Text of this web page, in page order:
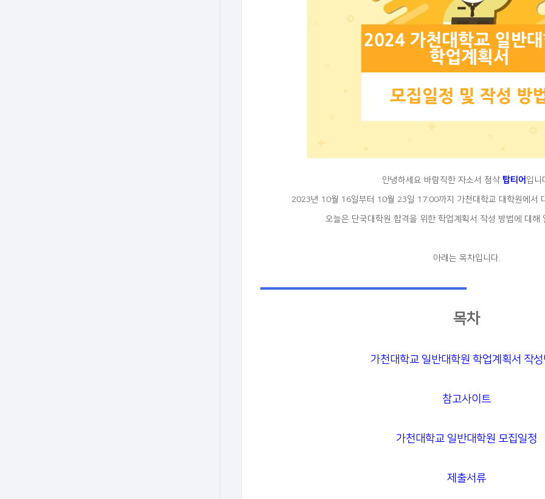
안녕하세요 바람직한 자소서 첨삭 탑티어 입니
2023년 10월 16일부터 10월 23일 17:00까지 가천대학교 대학원에서
오늘은 단국대학원 합격을 위한 학업계획서 작성 방법에 대해
아래는 목차입니다.
목차
가천대학교 일반대학원 학업계획서 작
참고사이트
가천대학교 일반대학원 모집일정
제출서류